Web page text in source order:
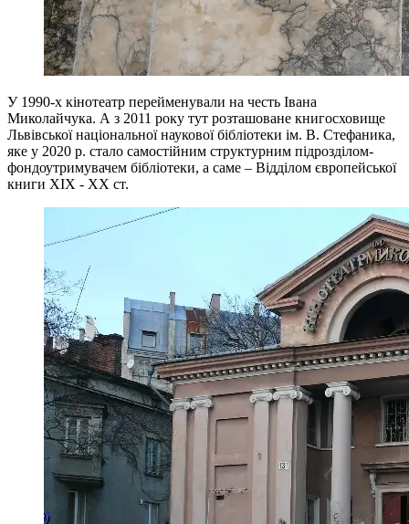
У 1990-х кінотеатр перейменували на честь Івана
Миколайчука. А з 2011 року тут розташоване книгосховище
Львівської національної наукової бібліотеки ім. В. Стефаника,
яке у 2020 р. стало самостійним структурним підрозділом-
фондоутримувачем бібліотеки, а саме – Відділом європейської
книги ХІХ - ХХ ст.